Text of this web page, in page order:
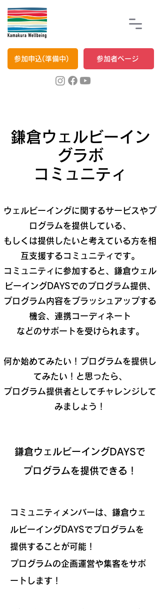
参加申込(準備中) 参加者ページ
鎌倉ウェルビーイン
グラボ
コミュニティ
ウェルビーイングに関するサービスやプ
ログラムを提供している、
もしくは提供したいと考えている方を相
互支援するコミュニティです。
コミュニティに参加すると、鎌倉ウェル
ビーイングDAYSでのプログラム提供、
プログラム内容をブラッシュアップする
機会、連携コーディネート
などのサポートを受けられます。
何か始めてみたい！プログラムを提供し
てみたい！と思ったら、
プログラム提供者としてチャレンジして
みましょう！
鎌倉ウェルビーイングDAYSで
プログラムを提供できる！
コミュニティメンバーは、鎌倉ウェ
ルビーイングDAYSでプログラムを
提供することが可能！
​プログラムの企画運営や集客をサポ
ートします！